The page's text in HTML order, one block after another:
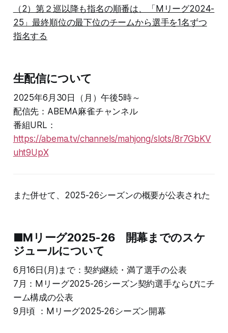
（2）第２巡以降も指名の順番は、「Mリーグ2024-
25」最終順位の最下位のチームから選手を1名ずつ
指名する
生配信について
2025年6月30日（月）午後5時～
配信先：ABEMA麻雀チャンネル
番組URL：
https://abema.tv/channels/mahjong/slots/8r7GbKV
uht9UpX
また併せて、2025-26シーズンの概要が公表された
■Mリーグ2025-26 開幕までのスケ
ジュールについて
6月16日(月)まで：契約継続・満了選手の公表
7月：Mリーグ2025-26シーズン契約選手ならびにチ
ーム構成の公表
9月頃 ：Mリーグ2025-26シーズン開幕